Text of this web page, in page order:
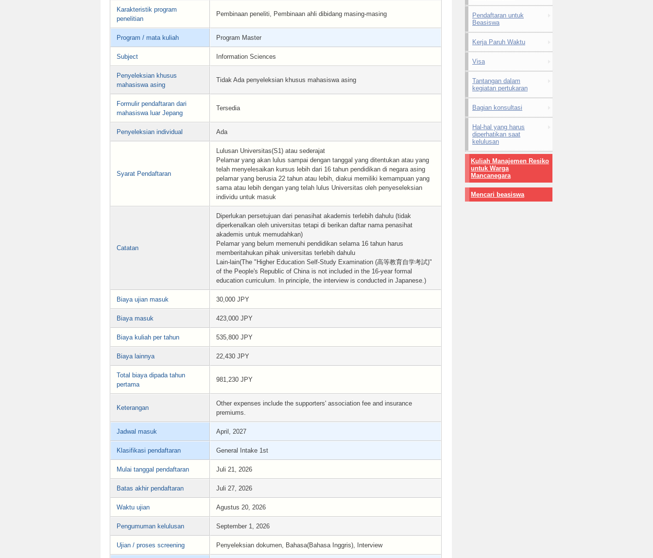
Karakteristik program
penelitian
Pembinaan peneliti, Pembinaan ahli dibidang masing-masing
Program / mata kuliah Program Master
Subject Information Sciences
Penyeleksian khusus
mahasiswa asing
Tidak Ada penyeleksian khusus mahasiswa asing
Formulir pendaftaran dari
mahasiswa luar Jepang
Tersedia
Penyeleksian individual Ada
Syarat Pendaftaran
Lulusan Universitas(S1) atau sederajat
Pelamar yang akan lulus sampai dengan tanggal yang ditentukan atau yang
telah menyelesaikan kursus lebih dari 16 tahun pendidikan di negara asing
pelamar yang berusia 22 tahun atau lebih, diakui memiliki kemampuan yang
sama atau lebih dengan yang telah lulus Universitas oleh penyeseleksian
individu untuk masuk
Catatan
Diperlukan persetujuan dari penasihat akademis terlebih dahulu (tidak
diperkenalkan oleh universitas tetapi di berikan daftar nama penasihat
akademis untuk memudahkan)
Pelamar yang belum memenuhi pendidikan selama 16 tahun harus
memberitahukan pihak universitas terlebih dahulu
Lain-lain(The "Higher Education Self-Study Examination (高等教育自学考試)"
of the People's Republic of China is not included in the 16-year formal
education curriculum. In principle, the interview is conducted in Japanese.)
Biaya ujian masuk 30,000 JPY
Biaya masuk 423,000 JPY
Biaya kuliah per tahun 535,800 JPY
Biaya lainnya 22,430 JPY
Total biaya dipada tahun
pertama
981,230 JPY
Keterangan
Other expenses include the supporters' association fee and insurance
premiums.
Jadwal masuk April, 2027
Klasifikasi pendaftaran General Intake 1st
Mulai tanggal pendaftaran Juli 21, 2026
Batas akhir pendaftaran Juli 27, 2026
Waktu ujian Agustus 20, 2026
Pengumuman kelulusan September 1, 2026
Ujian / proses screening Penyeleksian dokumen, Bahasa(Bahasa Inggris), Interview
Pendaftaran untuk
Beasiswa
Kerja Paruh Waktu
Visa
Tantangan dalam
kegiatan pertukaran
Bagian konsultasi
Hal-hal yang harus
diperhatikan saat
kelulusan
Kuliah Manajemen Resiko
untuk Warga
Mancanegara
Mencari beasiswa